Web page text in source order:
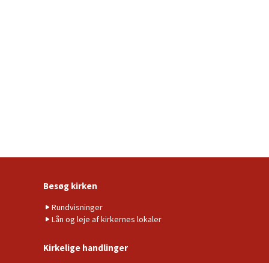
Besøg kirken
Rundvisninger
Lån og leje af kirkernes lokaler
Kirkelige handlinger